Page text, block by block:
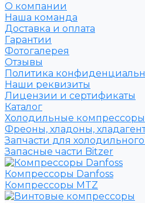
О компании
Наша команда
Доставка и оплата
Гарантии
Фотогалерея
Отзывы
Политика
Наши реквизиты
Лицензии и сертификаты
Каталог
Холодильные компрессоры
Фреоны, хладоны,
Запчасти для
Запасные части Bitzer
Компрессоры Danfoss
Компрессоры MTZ